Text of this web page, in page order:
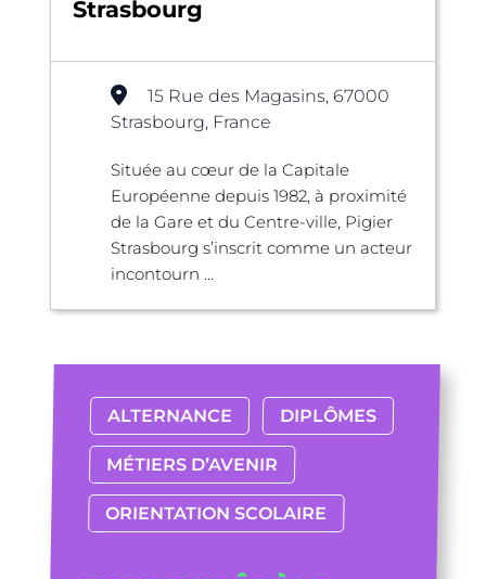
Strasbourg
15 Rue des Magasins, 67000
Strasbourg, France
Située au cœur de la Capitale
Européenne depuis 1982, à proximité
de la Gare et du Centre-ville, Pigier
Strasbourg s’inscrit comme un acteur
incontourn ...
ALTERNANCE DIPLÔMES
MÉTIERS D’AVENIR
ORIENTATION SCOLAIRE